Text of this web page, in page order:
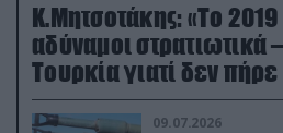
Κ.Μητσοτάκης: «Το
αδύναμοι στρατιωτικά
Τουρκία γιατί δεν πήρε
(βίντεο)
09.07.2026